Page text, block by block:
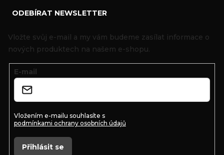
ODEBÍRAT NEWSLETTER
Vložte svůj e-mail a my vám budeme zasílat informace o
nových produktech na našem e-shopu.
E-mail
Vložením e-mailu souhlasíte s
podmínkami ochrany osobních údajů
Přihlásit se